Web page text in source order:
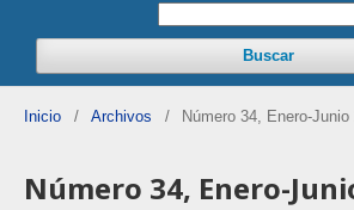
Buscar
Inicio / Archivos / Número 34, Enero-Junio
Número 34, Enero-